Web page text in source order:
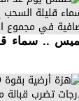
.. سماء